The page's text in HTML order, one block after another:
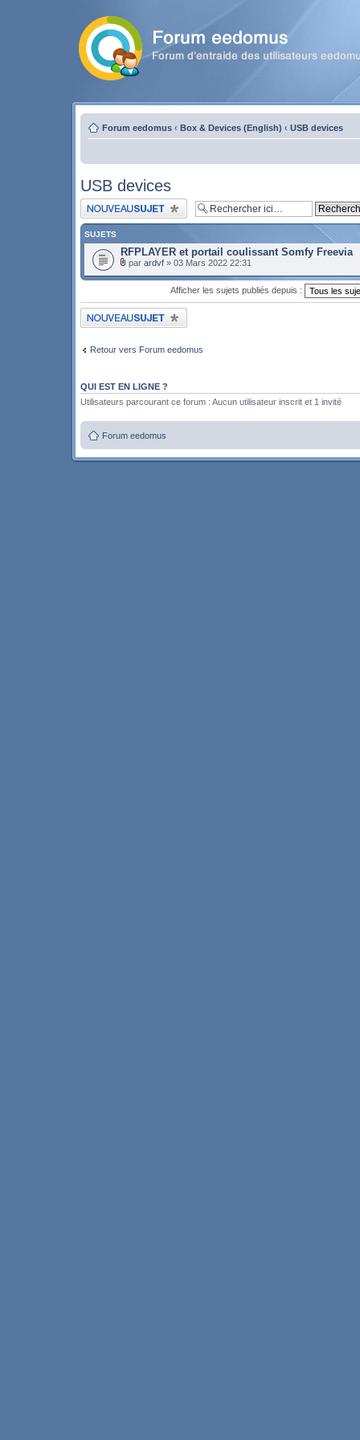
Forum eedomus ‹ Box & Devices (English) ‹ USB devices
USB devices
Publier un nouveau sujet
SUJETS
RFPLAYER et portail coulissant Somfy Freevia
par ardvf » 03 Mars 2022 22:31
Afficher les sujets publiés depuis :
Publier un nouveau sujet
Retour vers Forum eedomus
QUI EST EN LIGNE ?
Utilisateurs parcourant ce forum : Aucun utilisateur inscrit et 1 invité
Forum eedomus